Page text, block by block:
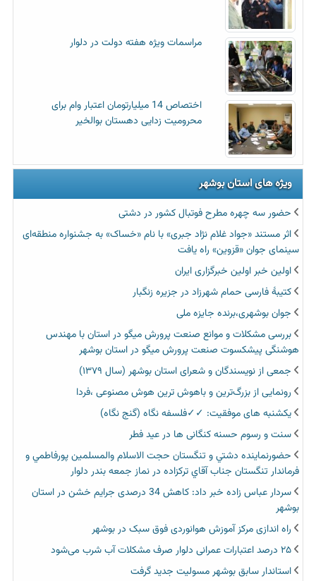
مراسمات ویژه هفته دولت در دلوار
اختصاص 14 میلیارتومان اعتبار وام برای
محرومیت زدایی دهستان بوالخیر
ویژه های استان بوشهر
حضور سه چهره مطرح فوتبال کشور در دشتی
اثر مستند «جواد غلام نژاد جبری» با نام «خساک» به جشنواره منطقه‌ای
سینمای جوان «قزوین» راه یافت
اولین خبر اولین خبرگزاری ایران‏
کتیبۀ فارسی حمام شهرزاد در جزیره زنگبار
جوان بوشهری،برنده جایزه ملی
بررسی مشکلات و موانع صنعت پرورش میگو در استان با مهندس
هوشنگی پیشکسوت صنعت پرورش میگو در استان بوشهر
جمعی از نویسندگان و شعرای استان بوشهر (سال ۱۳۷۹)
رونمایی از بزرگ‌ترین و باهوش ترین هوش مصنوعی ،فردا
یکشنبه های موفقیت: ✓✓فلسفه نگاه (گنج نگاه)
سنت و رسوم حسنه کنگانی ها در عید فطر
حضورنماينده دشتي و تنگستان حجت الاسلام والمسلمين پورفاطمي و
فرماندار تنگستان جناب آقاي تركزاده در نماز جمعه بندر دلوار
سردار عباس زاده خبر داد: کاهش 34 درصدی جرایم خشن در استان
بوشهر
راه اندازی مرکز آموزش هوانوردی فوق سبک در بوشهر
۲۵ درصد اعتبارات عمرانی دلوار صرف مشکلات آب شرب می‌شود
استاندار سابق بوشهر مسولیت جدید گرفت